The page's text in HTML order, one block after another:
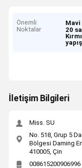
Önemli
Noktalar
Mavi
20
İletişim Bilgileri
Miss. SU
No. 518, Grup 5
Bölgesi Daming
410005, Çin
008615200906996